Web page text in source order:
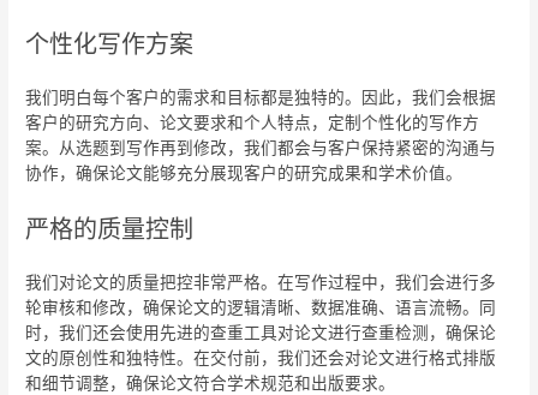
个性化写作方案
我们明白每个客户的需求和目标都是独特的。因此，我们会根据
客户的研究方向、论文要求和个人特点，定制个性化的写作方
案。从选题到写作再到修改，我们都会与客户保持紧密的沟通与
协作，确保论文能够充分展现客户的研究成果和学术价值。
严格的质量控制
我们对论文的质量把控非常严格。在写作过程中，我们会进行多
轮审核和修改，确保论文的逻辑清晰、数据准确、语言流畅。同
时，我们还会使用先进的查重工具对论文进行查重检测，确保论
文的原创性和独特性。在交付前，我们还会对论文进行格式排版
和细节调整，确保论文符合学术规范和出版要求。